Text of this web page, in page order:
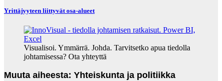
Yrittäjyyteen liittyvät osa-alueet
Visualisoi. Ymmärrä. Johda. Tarvitsetko apua tiedolla
johtamisessa? Ota yhteyttä
Muuta aiheesta: Yhteiskunta ja politiikka